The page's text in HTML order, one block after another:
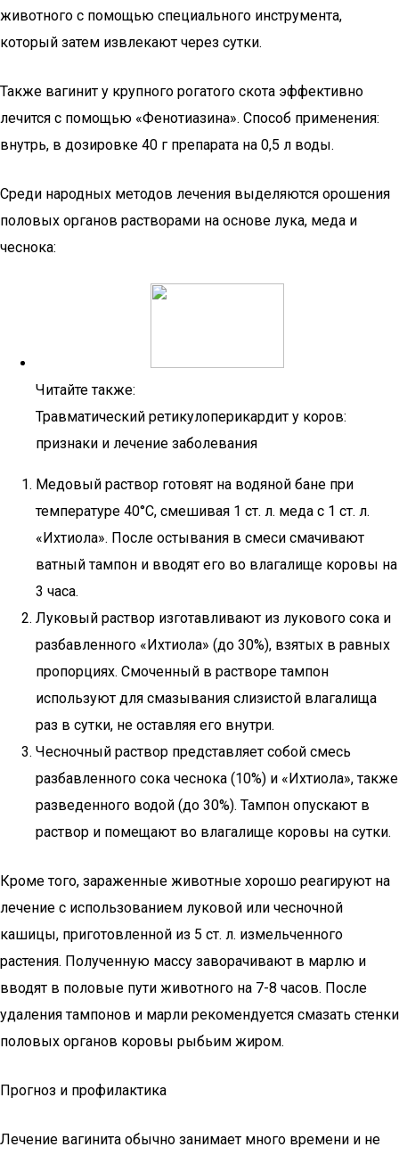
животного с помощью специального инструмента,
который затем извлекают через сутки.
Также вагинит у крупного рогатого скота эффективно
лечится с помощью «Фенотиазина». Способ применения:
внутрь, в дозировке 40 г препарата на 0,5 л воды.
Среди народных методов лечения выделяются орошения
половых органов растворами на основе лука, меда и
чеснока:
Читайте также:
Травматический ретикулоперикардит у коров:
признаки и лечение заболевания
Медовый раствор готовят на водяной бане при
температуре 40°С, смешивая 1 ст. л. меда с 1 ст. л.
«Ихтиола». После остывания в смеси смачивают
ватный тампон и вводят его во влагалище коровы на
3 часа.
Луковый раствор изготавливают из лукового сока и
разбавленного «Ихтиола» (до 30%), взятых в равных
пропорциях. Смоченный в растворе тампон
используют для смазывания слизистой влагалища
раз в сутки, не оставляя его внутри.
Чесночный раствор представляет собой смесь
разбавленного сока чеснока (10%) и «Ихтиола», также
разведенного водой (до 30%). Тампон опускают в
раствор и помещают во влагалище коровы на сутки.
Кроме того, зараженные животные хорошо реагируют на
лечение с использованием луковой или чесночной
кашицы, приготовленной из 5 ст. л. измельченного
растения. Полученную массу заворачивают в марлю и
вводят в половые пути животного на 7-8 часов. После
удаления тампонов и марли рекомендуется смазать стенки
половых органов коровы рыбьим жиром.
Прогноз и профилактика
Лечение вагинита обычно занимает много времени и не